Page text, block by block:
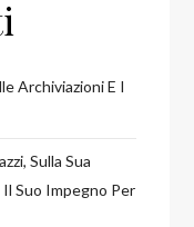
Archiviazioni E I
Sulla Sua
Suo Impegno Per